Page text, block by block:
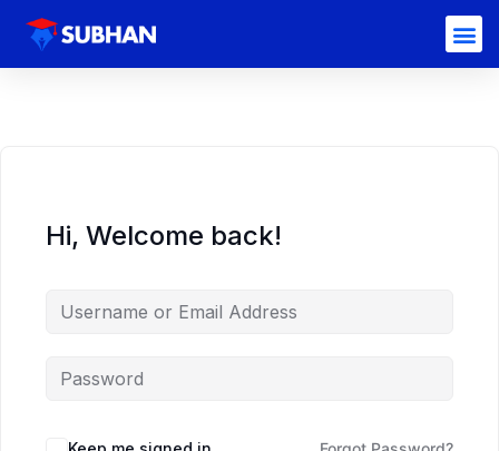
Hi, Welcome back!